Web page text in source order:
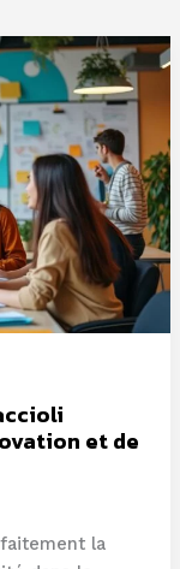
et de
la